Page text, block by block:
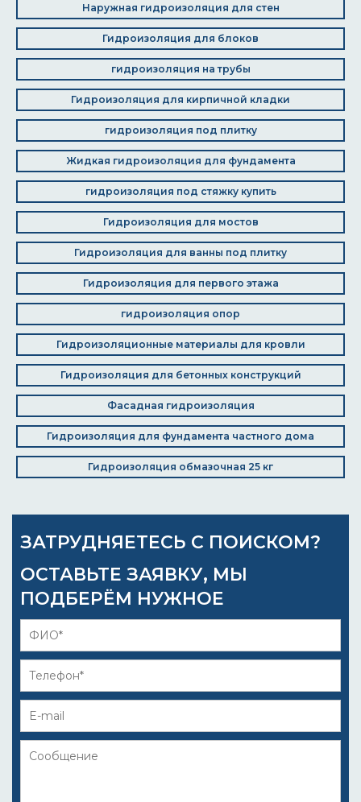
Наружная гидроизоляция для стен
Гидроизоляция для блоков
гидроизоляция на трубы
Гидроизоляция для кирпичной кладки
гидроизоляция под плитку
Жидкая гидроизоляция для фундамента
гидроизоляция под стяжку купить
Гидроизоляция для мостов
Гидроизоляция для ванны под плитку
Гидроизоляция для первого этажа
гидроизоляция опор
Гидроизоляционные материалы для кровли
Гидроизоляция для бетонных конструкций
Фасадная гидроизоляция
Гидроизоляция для фундамента частного дома
Гидроизоляция обмазочная 25 кг
ЗАТРУДНЯЕТЕСЬ С ПОИСКОМ?
ОСТАВЬТЕ ЗАЯВКУ, МЫ
ПОДБЕРЁМ НУЖНОЕ